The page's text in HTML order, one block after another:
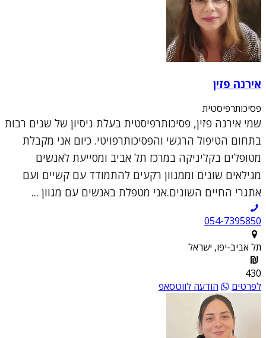
אירנה פזין
פסיכותרפיסטית
שמי אירנה פזין, פסיכותרפיסטית בעלת ניסיון של שנים רבות
בתחום הטיפול הרגשי והפסיכותרפויטי. כיום אני מקבלת
מטופלים בקליניקה במרכז תל אביב ומסייעת לאנשים
מגילאים שונים וממגוון רקעים להתמודד עם קשיים ועם
אתגרי החיים השונים.אני מטפלת באנשים עם מגוון ...
054-7395850
תל אביב-יפו, ישראל
430
לפרטים
הודעה לווטסאפ